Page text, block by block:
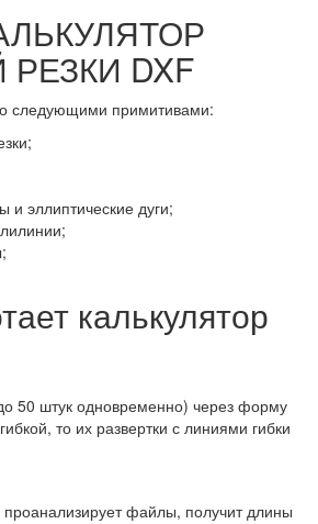
DXF
следующими примитивами:
и эллиптические дуги;
калькулятор
50 штук одновременно) через форму
то их развертки с линиями гибки
файлы, получит длины